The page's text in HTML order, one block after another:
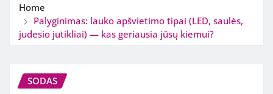
Home
Palyginimas: lauko apšvietimo tipai (LED, saulės,
judesio jutikliai) — kas geriausia jūsų kiemui?
SODAS